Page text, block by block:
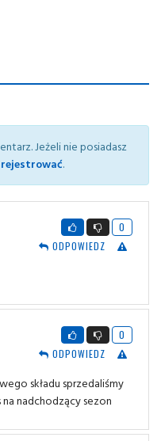
Jeżeli nie posiadasz
.
0
ODPOWIEDZ
0
ODPOWIEDZ
składu sprzedaliśmy
nadchodzący sezon